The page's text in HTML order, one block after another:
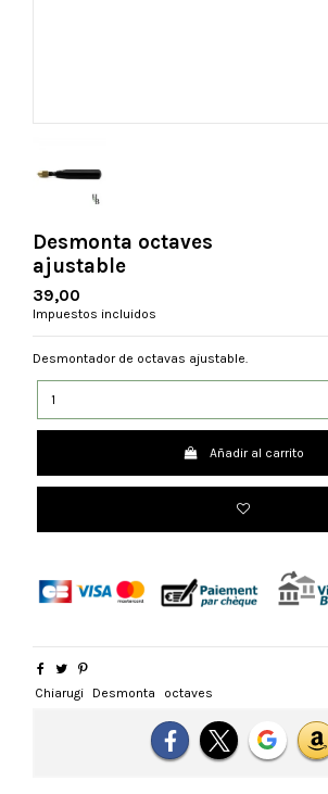
Desmonta octaves
ajustable
39,00
Impuestos incluidos
Desmontador de octavas ajustable.
Añadir al carrito
Chiarugi Desmonta octaves